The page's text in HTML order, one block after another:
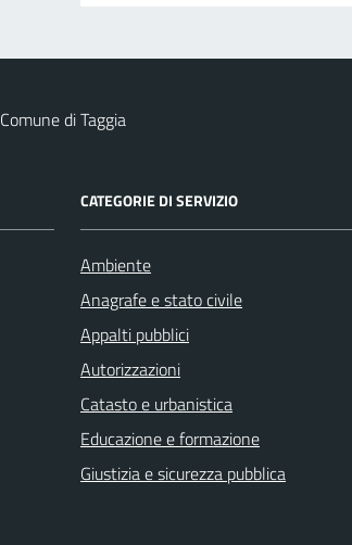
Comune di Taggia
CATEGORIE DI SERVIZIO
Ambiente
Anagrafe e stato civile
Appalti pubblici
Autorizzazioni
Catasto e urbanistica
Educazione e formazione
Giustizia e sicurezza pubblica